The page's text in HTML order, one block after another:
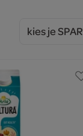
kies je SPAR